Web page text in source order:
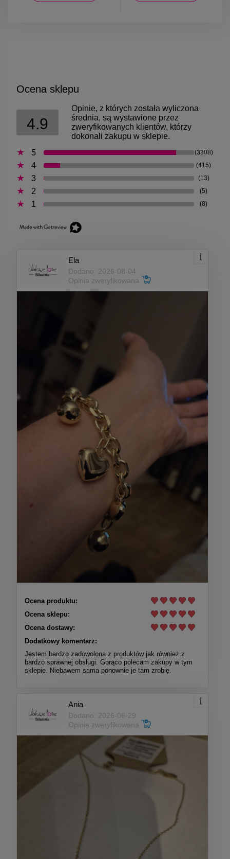
Ocena sklepu
4.9
Opinie, z których została wyliczona
średnia, są wystawione przez
zweryfikowanych klientów, którzy
dokonali zakupu w sklepie.
5
(3308)
4 (415)
3 (13)
2 (5)
1 (8)
Ela
Dodano: 2026-08-04
Opinia zweryfikowana
Ocena produktu:
Ocena sklepu:
Ocena dostawy:
Dodatkowy komentarz:
Jestem bardzo zadowolona z produktów jak również z
bardzo sprawnej obsługi. Gorąco polecam zakupy w tym
sklepie. Niebawem sama ponownie je tam zrobię.
Ania
Dodano: 2026-06-29
Opinia zweryfikowana